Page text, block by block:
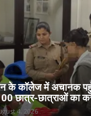
के कॉलेज में अचानक
छात्र-छात्राओं का
4, 2026